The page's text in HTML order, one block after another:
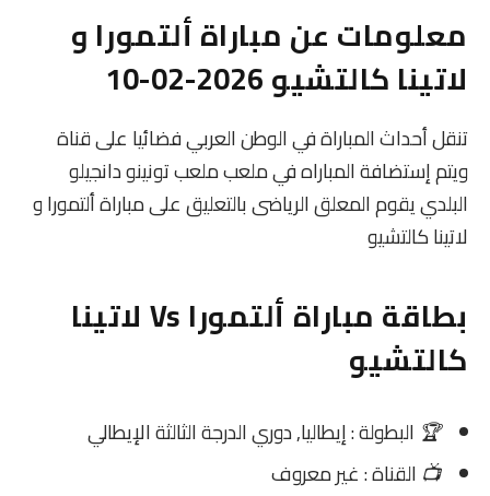
معلومات عن مباراة ألتمورا و
لاتينا كالتشيو 2026-02-10
تنقل أحداث المباراة في الوطن العربي فضائيا على قناة
ويتم إستضافة المباراه في ملعب ملعب تونينو دانجيلو
البلدي يقوم المعلق الرياضى بالتعليق على مباراة ألتمورا و
لاتينا كالتشيو
بطاقة مباراة ألتمورا Vs لاتينا
كالتشيو
🏆 البطولة : إيطاليا, دوري الدرجة الثالثة الإيطالي
📺 القناة : غير معروف